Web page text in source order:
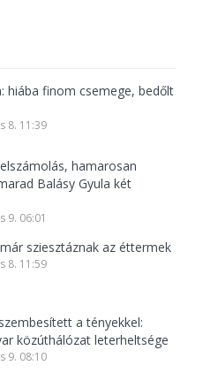
hiába finom csemege, bedőlt
8. 11:39
hamarosan
Balásy Gyula két
9. 06:01
sziesztáznak az éttermek
8. 11:59
a tényekkel:
közúthálózat leterheltsége
9. 08:10